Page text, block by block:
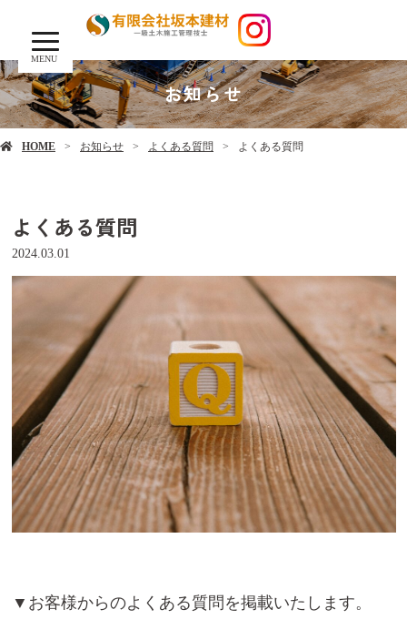
MENU
お知らせ
HOME お知らせ よくある質問 よくある質問
よくある質問
2024.03.01
▼お客様からのよくある質問を掲載いたします。